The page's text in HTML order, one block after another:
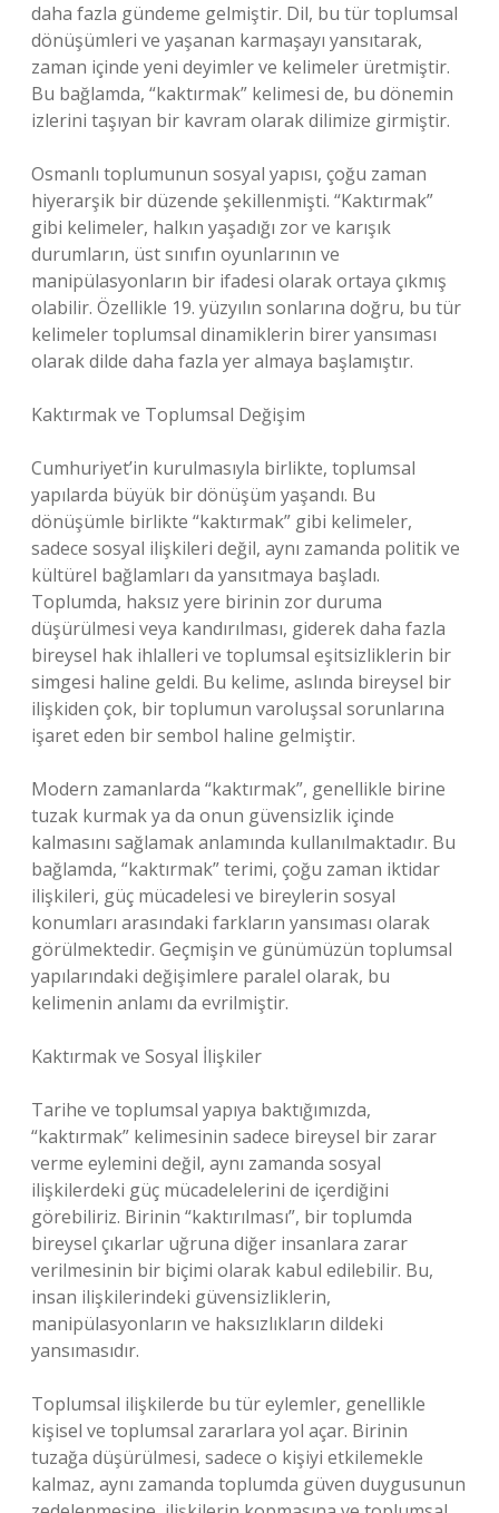
daha fazla gündeme gelmiştir. Dil, bu tür toplumsal
dönüşümleri ve yaşanan karmaşayı yansıtarak,
zaman içinde yeni deyimler ve kelimeler üretmiştir.
Bu bağlamda, “kaktırmak” kelimesi de, bu dönemin
izlerini taşıyan bir kavram olarak dilimize girmiştir.
Osmanlı toplumunun sosyal yapısı, çoğu zaman
hiyerarşik bir düzende şekillenmişti. “Kaktırmak”
gibi kelimeler, halkın yaşadığı zor ve karışık
durumların, üst sınıfın oyunlarının ve
manipülasyonların bir ifadesi olarak ortaya çıkmış
olabilir. Özellikle 19. yüzyılın sonlarına doğru, bu tür
kelimeler toplumsal dinamiklerin birer yansıması
olarak dilde daha fazla yer almaya başlamıştır.
Kaktırmak ve Toplumsal Değişim
Cumhuriyet’in kurulmasıyla birlikte, toplumsal
yapılarda büyük bir dönüşüm yaşandı. Bu
dönüşümle birlikte “kaktırmak” gibi kelimeler,
sadece sosyal ilişkileri değil, aynı zamanda politik ve
kültürel bağlamları da yansıtmaya başladı.
Toplumda, haksız yere birinin zor duruma
düşürülmesi veya kandırılması, giderek daha fazla
bireysel hak ihlalleri ve toplumsal eşitsizliklerin bir
simgesi haline geldi. Bu kelime, aslında bireysel bir
ilişkiden çok, bir toplumun varoluşsal sorunlarına
işaret eden bir sembol haline gelmiştir.
Modern zamanlarda “kaktırmak”, genellikle birine
tuzak kurmak ya da onun güvensizlik içinde
kalmasını sağlamak anlamında kullanılmaktadır. Bu
bağlamda, “kaktırmak” terimi, çoğu zaman iktidar
ilişkileri, güç mücadelesi ve bireylerin sosyal
konumları arasındaki farkların yansıması olarak
görülmektedir. Geçmişin ve günümüzün toplumsal
yapılarındaki değişimlere paralel olarak, bu
kelimenin anlamı da evrilmiştir.
Kaktırmak ve Sosyal İlişkiler
Tarihe ve toplumsal yapıya baktığımızda,
“kaktırmak” kelimesinin sadece bireysel bir zarar
verme eylemini değil, aynı zamanda sosyal
ilişkilerdeki güç mücadelelerini de içerdiğini
görebiliriz. Birinin “kaktırılması”, bir toplumda
bireysel çıkarlar uğruna diğer insanlara zarar
verilmesinin bir biçimi olarak kabul edilebilir. Bu,
insan ilişkilerindeki güvensizliklerin,
manipülasyonların ve haksızlıkların dildeki
yansımasıdır.
Toplumsal ilişkilerde bu tür eylemler, genellikle
kişisel ve toplumsal zararlara yol açar. Birinin
tuzağa düşürülmesi, sadece o kişiyi etkilemekle
kalmaz, aynı zamanda toplumda güven duygusunun